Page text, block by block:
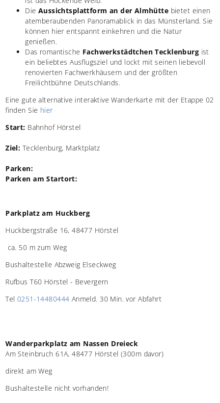
Die Aussichtsplattform an der Almhütte bietet einen
atemberaubenden Panoramablick in das Münsterland. Sie
können hier entspannt einkehren und die Natur
genießen.
Das romantische Fachwerkstädtchen Tecklenburg ist
ein beliebtes Ausflugsziel und lockt mit seinen liebevoll
renovierten Fachwerkhäusern und der größten
Freilichtbühne Deutschlands.
Eine gute alternative interaktive Wanderkarte mit der Etappe 02
finden Sie hier
Start: Bahnhof Hörstel
Ziel: Tecklenburg, Marktplatz
Parken:
Parken am Startort:
Parkplatz am Huckberg
Huckbergstraße 16, 48477 Hörstel
ca. 50 m zum Weg
Bushaltestelle Abzweig Elseckweg
Rufbus T60 Hörstel - Bevergern
Tel 0251-14480444 Anmeld. 30 Min. vor Abfahrt
Wanderparkplatz am Nassen Dreieck
Am Steinbruch 61A, 48477 Hörstel (300m davor)
direkt am Weg
Bushaltestelle nicht vorhanden!